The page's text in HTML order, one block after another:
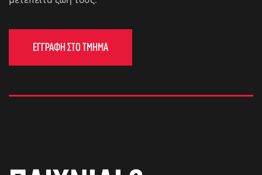
ΕΓΓΡΑΦΗ ΣΤΟ ΤΜΗΜΑ